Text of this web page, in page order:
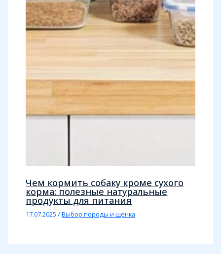
Чем кормить собаку кроме сухого
корма: полезные натуральные
продукты для питания
17.07.2025/Выбор породы и щенка